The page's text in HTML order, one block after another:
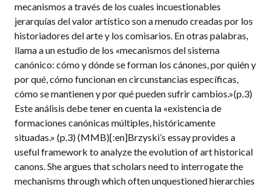
mecanismos a través de los cuales incuestionables
jerarquías del valor artístico son a menudo creadas por los
historiadores del arte y los comisarios. En otras palabras,
llama a un estudio de los «mecanismos del sistema
canónico: cómo y dónde se forman los cánones, por quién y
por qué, cómo funcionan en circunstancias específicas,
cómo se mantienen y por qué pueden sufrir cambios.»(p.3)
Este análisis debe tener en cuenta la «existencia de
formaciones canónicas múltiples, históricamente
situadas.» (p.3) (MMB)[:en]Brzyski’s essay provides a
useful framework to analyze the evolution of art historical
canons. She argues that scholars need to interrogate the
mechanisms through which often unquestioned hierarchies